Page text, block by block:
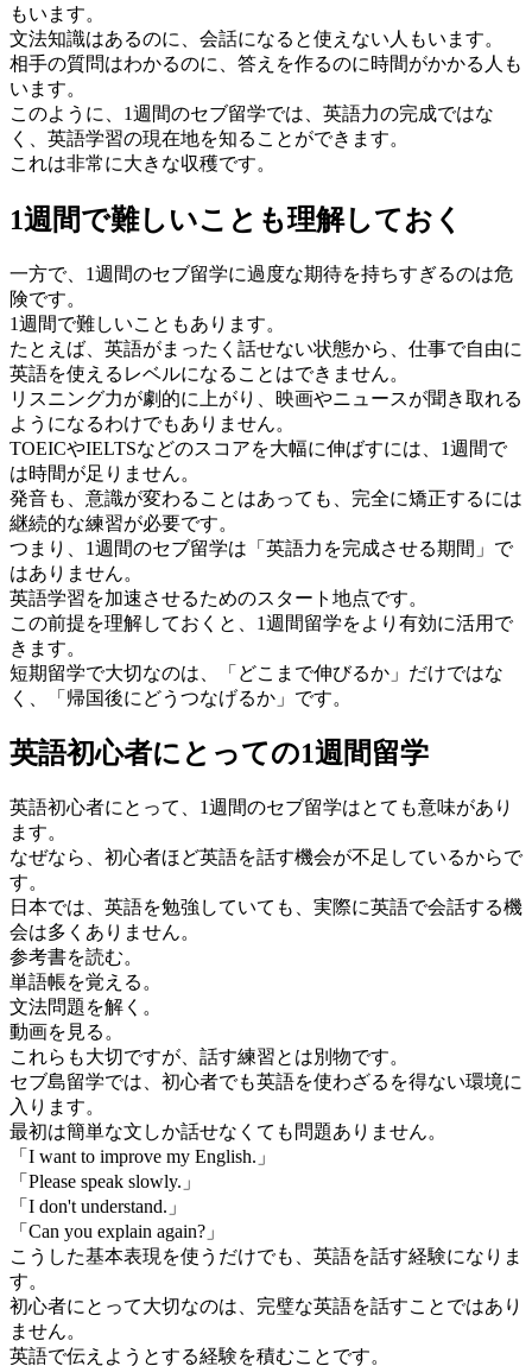
もいます。
文法知識はあるのに、会話になると使えない人もいます。
相手の質問はわかるのに、答えを作るのに時間がかかる人も
います。
このように、1週間のセブ留学では、英語力の完成ではな
く、英語学習の現在地を知ることができます。
これは非常に大きな収穫です。
1週間で難しいことも理解しておく
一方で、1週間のセブ留学に過度な期待を持ちすぎるのは危
険です。
1週間で難しいこともあります。
たとえば、英語がまったく話せない状態から、仕事で自由に
英語を使えるレベルになることはできません。
リスニング力が劇的に上がり、映画やニュースが聞き取れる
ようになるわけでもありません。
TOEICやIELTSなどのスコアを大幅に伸ばすには、1週間で
は時間が足りません。
発音も、意識が変わることはあっても、完全に矯正するには
継続的な練習が必要です。
つまり、1週間のセブ留学は「英語力を完成させる期間」で
はありません。
英語学習を加速させるためのスタート地点です。
この前提を理解しておくと、1週間留学をより有効に活用で
きます。
短期留学で大切なのは、「どこまで伸びるか」だけではな
く、「帰国後にどうつなげるか」です。
英語初心者にとっての1週間留学
英語初心者にとって、1週間のセブ留学はとても意味があり
ます。
なぜなら、初心者ほど英語を話す機会が不足しているからで
す。
日本では、英語を勉強していても、実際に英語で会話する機
会は多くありません。
参考書を読む。
単語帳を覚える。
文法問題を解く。
動画を見る。
これらも大切ですが、話す練習とは別物です。
セブ島留学では、初心者でも英語を使わざるを得ない環境に
入ります。
最初は簡単な文しか話せなくても問題ありません。
「I want to improve my English.」
「Please speak slowly.」
「I don't understand.」
「Can you explain again?」
こうした基本表現を使うだけでも、英語を話す経験になりま
す。
初心者にとって大切なのは、完璧な英語を話すことではあり
ません。
英語で伝えようとする経験を積むことです。